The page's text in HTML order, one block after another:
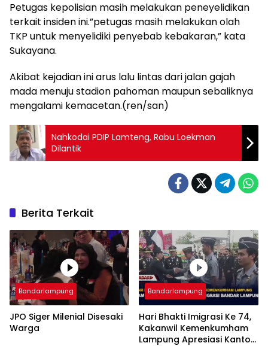
Petugas kepolisian masih melakukan peneyelidikan
terkait insiden ini.”petugas masih melakukan olah
TKP untuk menyelidiki penyebab kebakaran,” kata
Sukayana.
Akibat kejadian ini arus lalu lintas dari jalan gajah
mada menuju stadion pahoman maupun sebaliknya
mengalami kemacetan.(ren/san)
Nahkodai PDIP Lamteng, Rabu Loekman
Dilantik
Berita Terkait
Bandarlampung
JPO Siger Milenial Disesaki
Warga
Bandarlampung
Hari Bhakti Imigrasi Ke 74,
Kakanwil Kemenkumham
Lampung Apresiasi Kantor